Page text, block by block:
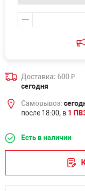
Доставка: 600₽
сегодня
Самовывоз:
после 18:00, в 1
Есть в наличии